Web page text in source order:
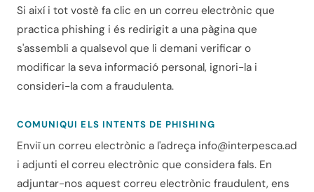
Si així i tot vostè fa clic en un correu electrònic que
practica phishing i és redirigit a una pàgina que
s'assembli a qualsevol que li demani verificar o
modificar la seva informació personal, ignori-la i
consideri-la com a fraudulenta.
COMUNIQUI ELS INTENTS DEPHISHING
Enviï un correu electrònic a l'adreça info@interpesca.ad
i adjunti el correu electrònic que considera fals. En
adjuntar-nos aquest correu electrònic fraudulent, ens